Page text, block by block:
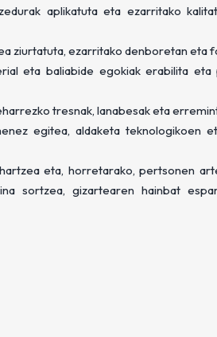
aplikatuta eta ezarritako
ziurtatuta, ezarritako denboretan eta
eta baliabide egokiak erabilita eta
tresnak, lanabesak eta
egitea, aldaketa teknologikoen
eta, horretarako, pertsonen
sortzea, gizartearen hainbat